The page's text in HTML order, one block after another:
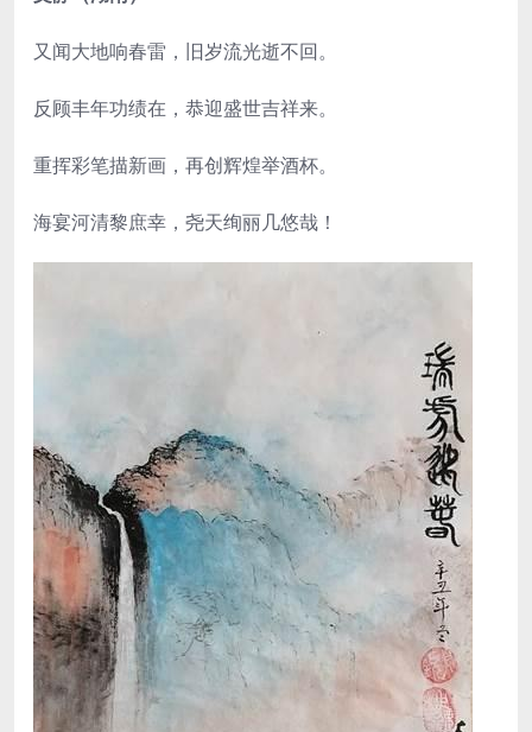
又闻大地响春雷，旧岁流光逝不回。
反顾丰年功绩在，恭迎盛世吉祥来。
重挥彩笔描新画，再创辉煌举酒杯。
海宴河清黎庶幸，尧天绚丽几悠哉！